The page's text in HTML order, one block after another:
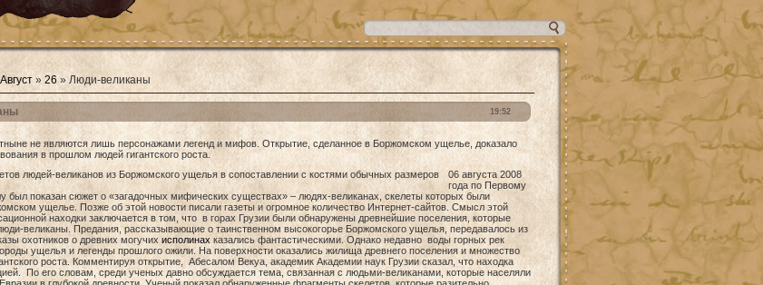
Август » 26» Люди-великаны
19:52
не являются лишь персонажами легенд и мифов. Открытие, сделанное в Боржомском ущелье, доказало
в прошлом людей гигантского роста.
06 августа 2008
года по Первому
был показан сюжет о «загадочных мифических существах» – людях-великанах, скелеты которых были
ущелье. Позже об этой новости писали газеты и огромное количество Интернет-сайтов. Смысл этой
находки заключается в том, что в горах Грузии были обнаружены древнейшие поселения, которые
великаны. Предания, рассказывающие о таинственном высокогорье Боржомского ущелья, передавалось из
охотников о древних могучих исполинах казались фантастическими. Однако недавно воды горных рек
ущелья и легенды прошлого ожили. На поверхности оказались жилища древнего поселения и множество
роста. Комментируя открытие, Абесалом Векуа, академик Академии наук Грузии сказал, что находка
По его словам, среди ученых давно обсуждается тема, связанная с людьми-великанами, которые населяли